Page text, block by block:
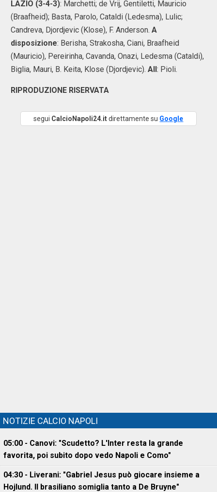
LAZIO (3-4-3): Marchetti; de Vrij, Gentiletti, Mauricio
(Braafheid); Basta, Parolo, Cataldi (Ledesma), Lulic;
Candreva, Djordjevic (Klose), F. Anderson. A
disposizione: Berisha, Strakosha, Ciani, Braafheid
(Mauricio), Pereirinha, Cavanda, Onazi, Ledesma (Cataldi),
Biglia, Mauri, B. Keita, Klose (Djordjevic). All: Pioli.
RIPRODUZIONE RISERVATA
segui CalcioNapoli24.itdirettamente su Google
NOTIZIE CALCIO NAPOLI
05:00 - Canovi: "Scudetto? L'Inter resta la grande
favorita, poi subito dopo vedo Napoli e Como"
04:30 - Liverani: "Gabriel Jesus può giocare insieme a
Hojlund. Il brasiliano somiglia tanto a De Bruyne"